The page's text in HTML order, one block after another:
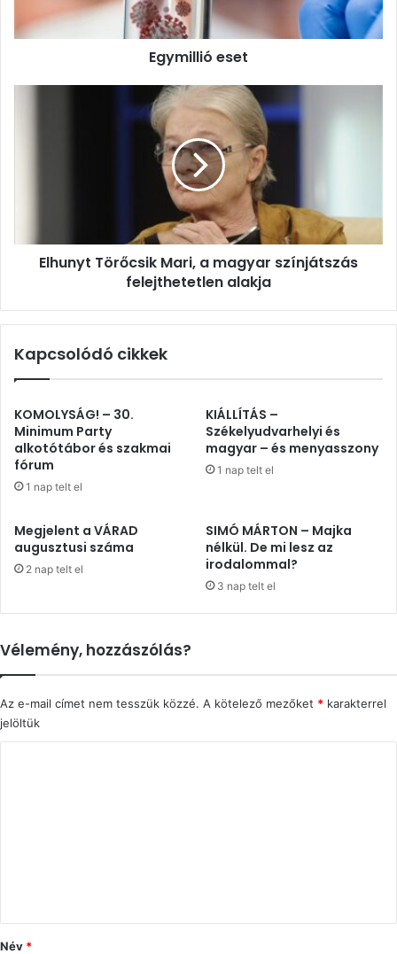
Egymillió eset
Elhunyt Törőcsik Mari, a magyar színjátszás
felejthetetlen alakja
Kapcsolódó cikkek
KOMOLYSÁG! – 30.
Minimum Party
alkotótábor és szakmai
fórum
1 nap telt el
KIÁLLÍTÁS –
Székelyudvarhelyi és
magyar – és menyasszony
1 nap telt el
Megjelent a VÁRAD
augusztusi száma
2 nap telt el
SIMÓ MÁRTON – Majka
nélkül. De mi lesz az
irodalommal?
3 nap telt el
Vélemény, hozzászólás?
Az e-mail címet nem tesszük közzé. A kötelező mezőket * karakterrel
jelöltük
ó
Név *